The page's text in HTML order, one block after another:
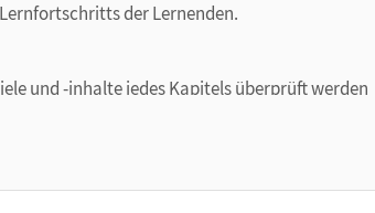
der Lernenden.
und -inhalte jedes Kapitels überprüft werden
nach jeweils vier Kapiteln